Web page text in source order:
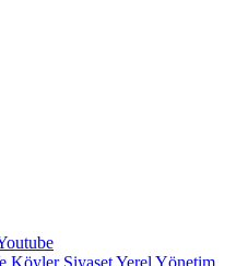
KöylerSiyasetYerel Yönetim